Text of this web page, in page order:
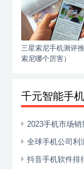
三星索尼手机测评
索尼哪个厉害）
千元智能手
2023手机市场销
全球手机公司利
抖音手机软件排